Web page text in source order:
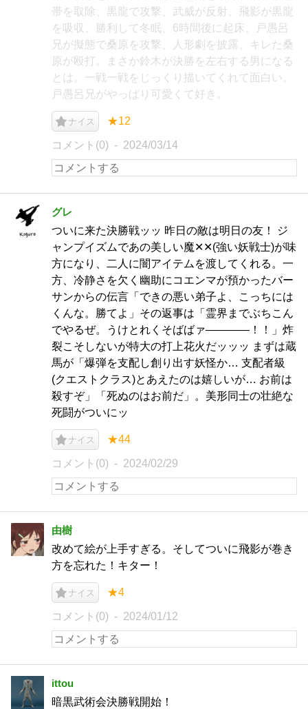
帯を取除、黒龍で攻撃、武威が反射、飛影が黒龍
を吸収、勝利して冬眠、6時間後に起床、戸愚呂
兄が擬態で桑原を攻撃、人形劇を披露、キレた桑
原が殴打。まさか鈴木が決勝を左右する男になる
とは。一戦一戦をじっくり描いてくれて面白い。
戸愚呂兄がやっぱり可愛くて好き。
ナイス ★12
コメント(0) 2024/03/14
グレ
ついに来た決勝戦ッッ 昨日の敵は明日の友！ ジ
ャンプイズムであの美しい魔✕✕(強い妖戦士)が味
方になり、二人に闇アイテムを渡してくれる。一
方、冷静さを欠く幽助にコエンマが預かったバー
サンからの伝言「できの悪い弟子よ、こっちには
くんな。勝てよ」その返事は「霊界までぶちこん
でやるぜ。うけとれくそばばァ――――！！」炸
裂こそしないが特大の打上花火だッッッ まずは蔵
馬が「爆弾を支配し創り出す妖怪か… 支配者級
(クエストクラス)とあえたのは嬉しいが… お前は
殺すぞ」「死ぬのはお前だ」。美形同士の壮絶な
死闘がついにッ
ナイス ★44
コメント(0) 2024/02/29
由樹
改めて絵が上手すぎる。そしてついに飛影が巻き
方を忘れた！キター！
ナイス ★4
コメント(0) 2024/01/12
ittou
暗黒武術会決勝戦開始！